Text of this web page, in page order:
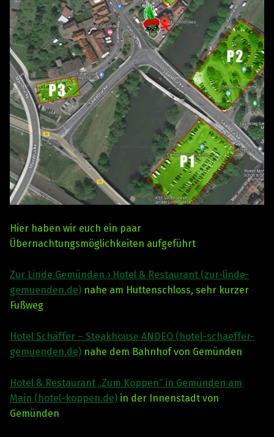
Hier haben wir euch ein paar
Übernachtungsmöglichkeiten aufgeführt
Zur Linde Gemünden › Hotel & Restaurant (zur-linde-
gemuenden.de) nahe am Huttenschloss, sehr kurzer
Fußweg
Hotel Schäffer – Steakhouse ANDEO (hotel-schaeffer-
gemuenden.de) nahe dem Bahnhof von Gemünden
Hotel & Restaurant „Zum Koppen“ in Gemünden am
Main (hotel-koppen.de) in der Innenstadt von
Gemünden